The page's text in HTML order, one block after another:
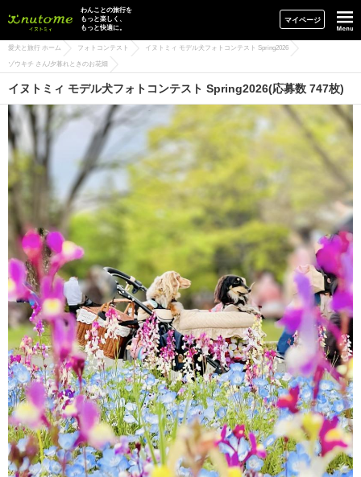
イヌトミィ
わんことの旅行を
もっと楽しく、
もっと快適に。
マイページ
愛犬と旅行 ホーム フォトコンテスト イヌトミィ モデル犬フォトコンテスト Spring2026
ゾウキチ さん/夕暮れときのお花畑
イヌトミィ モデル犬フォトコンテスト Spring2026(応募数 747枚)